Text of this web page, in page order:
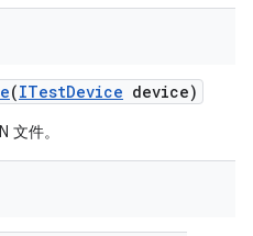
(ITestDevice device)
文件。